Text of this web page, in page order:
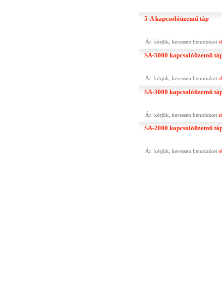
5-A kapcsolóüzemű táp
Ár: kérjük, keressen bennünket
SA-5000 kapcsolóüzemű
Ár: kérjük, keressen bennünket
SA-3000 kapcsolóüzemű
Ár: kérjük, keressen bennünket
SA-2000 kapcsolóüzemű
Ár: kérjük, keressen bennünket